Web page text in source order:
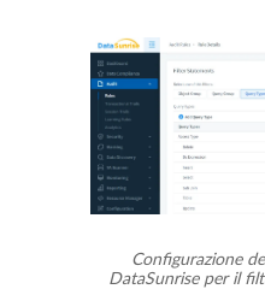
Configurazione
DataSunrise per il